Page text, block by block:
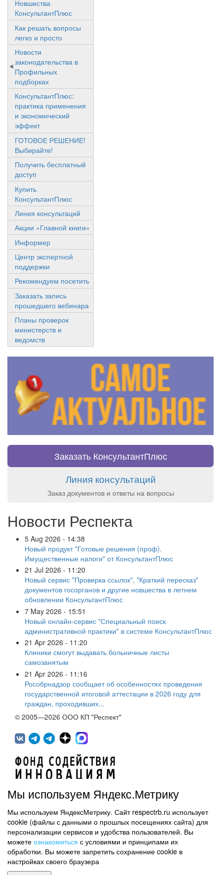
Новшества
КонсультантПлюс
Как решать вопросы
легко и просто
Новости
законодательства в
Профильных
подборках
КонсультантПлюс:
практика применения
и экономический
эффект
ГОТОВОЕ РЕШЕНИЕ!
Выбирайте!
Получить бесплатный
доступ
Купить
КонсультантПлюс
Линия консультаций
Акции «Главной книги»
Информер
Центр экспертной
поддержки
Рекомендуем посетить
Заказать запись
прошедшего вебинара
Планы проверок
министерств и
ведомств
Заказать КонсультантПлюс
Линия консультаций
Заказ документов и ответы на вопросы
Новости Респекта
5 Aug 2026 - 14:38
Новый продукт "Готовые решения (проф).
Имущественные налоги" от КонсультантПлюс
21 Jul 2026 - 11:20
Новый сервис "Проверка ссылок", "Краткий пересказ"
документов госорганов и другие новшества в летнем
обновлении КонсультантПлюс
7 May 2026 - 15:51
Новый онлайн-сервис "Специальный поиск
административной практики" в системе КонсультантПлюс
21 Apr 2026 - 11:20
Клиники смогут выдавать больничные листы
самозанятым
21 Apr 2026 - 11:16
Рособрнадзор сообщает об особенностях проведения
государственной итоговой аттестации в 2026 году для
граждан, проходивших...
© 2005—2026 ООО КП "Респект"
450071, г.Уфа, ул. 50 лет СССР, д.48 корп.1, офис 307
(347) 291 20 70
Контактная информация
Карта сайта
Политика обработки персональных данных
Мы используем Яндекс.Метрику
Мы используем ЯндексМетрику. Сайт respectrb.ru использует
cookie (файлы с данными о прошлых посещениях сайта) для
персонализации сервисов и удобства пользователей. Вы
можете ознакомиться с условиями и принципами их
обработки. Вы можете запретить сохранение cookie в
настройках своего браузера